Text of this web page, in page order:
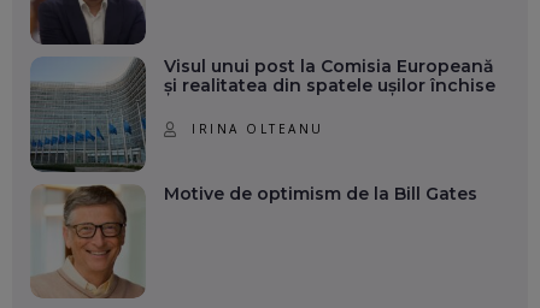
Visul unui post la Comisia Europeană
și realitatea din spatele ușilor închise
IRINA OLTEANU
Motive de optimism de la Bill Gates